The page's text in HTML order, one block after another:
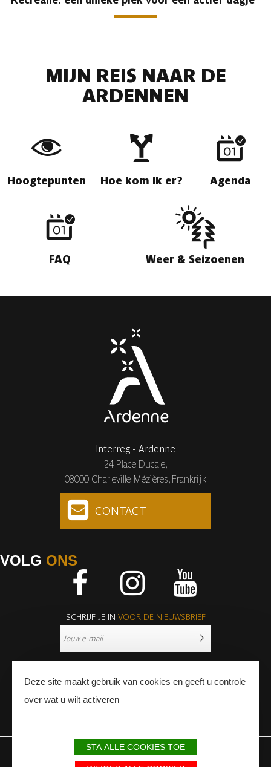
MIJN REIS NAAR DE
ARDENNEN
Hoogtepunten Hoe kom ik er? Agenda
FAQ Weer & Seizoenen
Interreg - Ardenne
24 Place Ducale,
08000 Charleville-Mézières, Frankrijk
CONTACT
VOLG ONS
SCHRIJF JE IN VOOR DE NIEUWSBRIEF
WETTELIJKE BEPALINGEN SITEMAP
Deze site maakt gebruik van cookies en geeft u controle
over wat u wilt activeren
STA ALLE COOKIES TOE